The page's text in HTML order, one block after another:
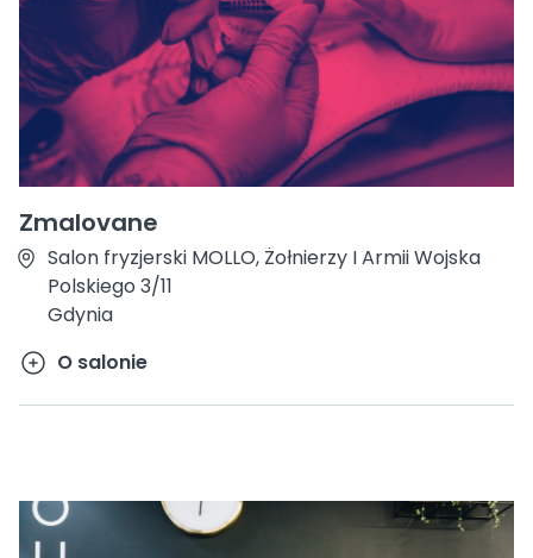
Zmalovane
Salon fryzjerski MOLLO, Żołnierzy I Armii Wojska
Polskiego 3/11
Gdynia
O salonie